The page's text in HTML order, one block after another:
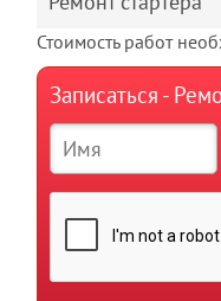
Стоимость работ
Записаться -